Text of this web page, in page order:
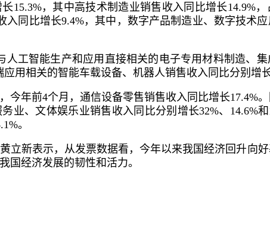
15.3%，其中高技术制造业销售收入同比增长14.9%
入同比增长9.4%，其中，数字产品制造业、数字技术
人工智能生产和应用直接相关的电子专用材料制造、
用相关的智能车载设备、机器人销售收入同比分别增长
今年前4个月，通信设备零售销售收入同比增长17.4%
业、文体娱乐业销售收入同比分别增长32%、14.6%
。
立新表示，从发票数据看，今年以来我国经济回升向
国经济发展的韧性和活力。